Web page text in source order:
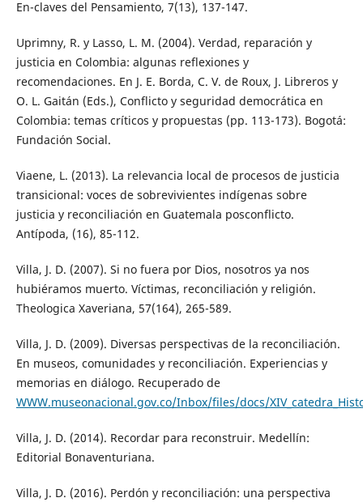
En-claves del Pensamiento, 7(13), 137-147.
Uprimny, R. y Lasso, L. M. (2004). Verdad, reparación y
justicia en Colombia: algunas reflexiones y
recomendaciones. En J. E. Borda, C. V. de Roux, J. Libreros y
O. L. Gaitán (Eds.), Conflicto y seguridad democrática en
Colombia: temas críticos y propuestas (pp. 113-173). Bogotá:
Fundación Social.
Viaene, L. (2013). La relevancia local de procesos de justicia
transicional: voces de sobrevivientes indígenas sobre
justicia y reconciliación en Guatemala posconflicto.
Antípoda, (16), 85-112.
Villa, J. D. (2007). Si no fuera por Dios, nosotros ya nos
hubiéramos muerto. Víctimas, reconciliación y religión.
Theologica Xaveriana, 57(164), 265-589.
Villa, J. D. (2009). Diversas perspectivas de la reconciliación.
En museos, comunidades y reconciliación. Experiencias y
memorias en diálogo. Recuperado de
WWW.museonacional.gov.co/Inbox/files/docs/
Villa, J. D. (2014). Recordar para reconstruir. Medellín:
Editorial Bonaventuriana.
Villa, J. D. (2016). Perdón y reconciliación: una perspectiva